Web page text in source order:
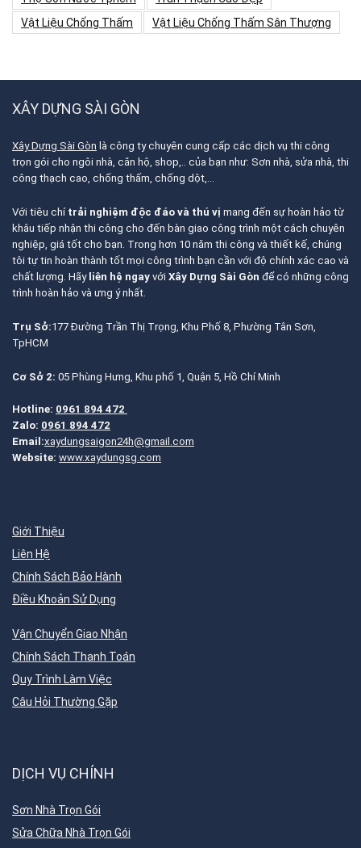
Vật Liệu Chống Thấm
Vật Liệu Chống Thấm Sân Thượng
XÂY DỰNG SÀI GÒN
Xây Dựng Sài Gòn là công ty chuyên cung cấp các dịch vụ thi công
trọn gói cho ngôi nhà, căn hộ, shop,.. của bạn như: Sơn nhà, sửa nhà, thi
công thạch cao, chống thấm, chống dột,…
Với tiêu chí trải nghiệm độc đáo và thú vị mang đến sự hoàn hảo từ
khâu tiếp nhận thi công cho đến bàn giao công trình một cách chuyên
nghiệp, giá tốt cho bạn. Trong hơn 10 năm thi công và thiết kế, chúng
tôi tự tin hoàn thành tốt mọi công trình bạn cần với độ chính xác cao và
chất lượng. Hãy liên hệ ngay với Xây Dựng Sài Gòn để có những công
trình hoàn hảo và ưng ý nhất.
Trụ Sở:177 Đường Trần Thị Trọng, Khu Phố 8, Phường Tân Sơn,
TpHCM
Cơ Sở 2: 05 Phùng Hưng, Khu phố 1, Quận 5, Hồ Chí Minh
Hotline: 0961 894 472
Zalo: 0961 894 472
Email:xaydungsaigon24h@gmail.com
Website: www.xaydungsg.com
Giới Thiệu
Liên Hệ
Chính Sách Bảo Hành
Điều Khoản Sử Dụng
Vận Chuyển Giao Nhận
Chính Sách Thanh Toán
Quy Trình Làm Việc
Câu Hỏi Thường Gặp
DỊCH VỤ CHÍNH
Sơn Nhà Trọn Gói
Sửa Chữa Nhà Trọn Gói